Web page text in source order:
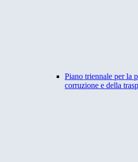
Piano triennale per la
corruzione e della